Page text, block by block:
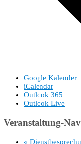
Google Kalender
iCalendar
Outlook 365
Outlook Live
Veranstaltung-
«